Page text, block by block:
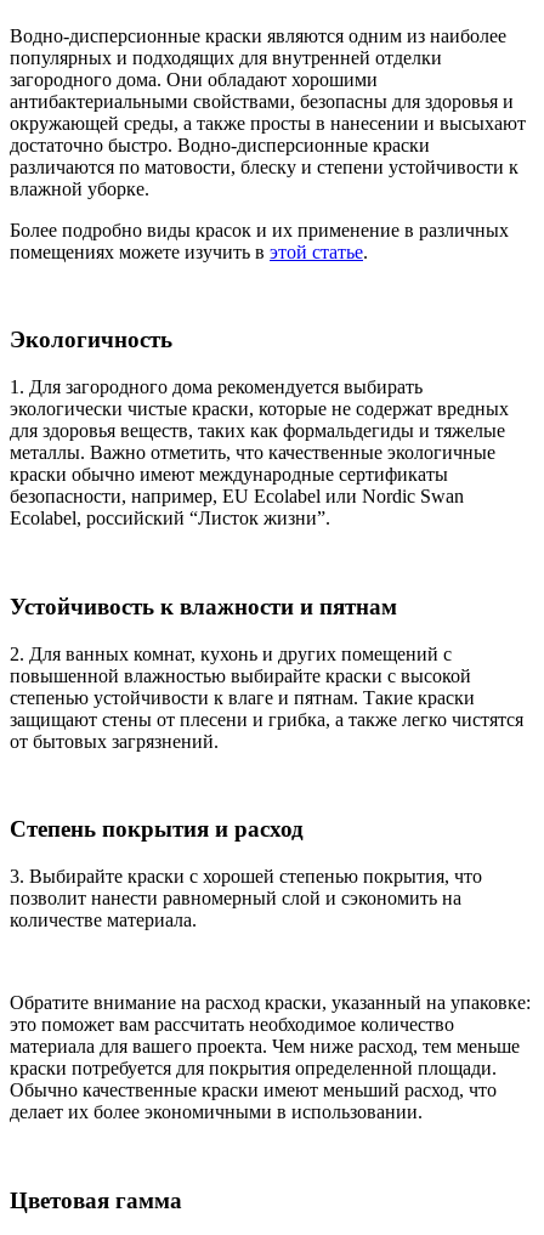
Водно-дисперсионные краски являются одним из наиболее
популярных и подходящих для внутренней отделки
загородного дома. Они обладают хорошими
антибактериальными свойствами, безопасны для здоровья и
окружающей среды, а также просты в нанесении и высыхают
достаточно быстро. Водно-дисперсионные краски
различаются по матовости, блеску и степени устойчивости к
влажной уборке.
Более подробно виды красок и их применение в различных
помещениях можете изучить в этой статье.
Экологичность
1. Для загородного дома рекомендуется выбирать
экологически чистые краски, которые не содержат вредных
для здоровья веществ, таких как формальдегиды и тяжелые
металлы. Важно отметить, что качественные экологичные
краски обычно имеют международные сертификаты
безопасности, например, EU Ecolabel или Nordic Swan
Ecolabel, российский “Листок жизни”.
Устойчивость к влажности и пятнам
2. Для ванных комнат, кухонь и других помещений с
повышенной влажностью выбирайте краски с высокой
степенью устойчивости к влаге и пятнам. Такие краски
защищают стены от плесени и грибка, а также легко чистятся
от бытовых загрязнений.
Степень покрытия и расход
3. Выбирайте краски с хорошей степенью покрытия, что
позволит нанести равномерный слой и сэкономить на
количестве материала.
Обратите внимание на расход краски, указанный на упаковке:
это поможет вам рассчитать необходимое количество
материала для вашего проекта. Чем ниже расход, тем меньше
краски потребуется для покрытия определенной площади.
Обычно качественные краски имеют меньший расход, что
делает их более экономичными в использовании.
Цветовая гамма